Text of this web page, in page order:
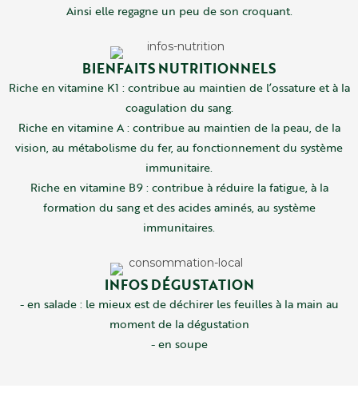
Ainsi elle regagne un peu de son croquant.
BIENFAITS NUTRITIONNELS
Riche en vitamine K1 : contribue au maintien de l’ossature et à la
coagulation du sang.
Riche en vitamine A : contribue au maintien de la peau, de la
vision, au métabolisme du fer, au fonctionnement du système
immunitaire.
Riche en vitamine B9 : contribue à réduire la fatigue, à la
formation du sang et des acides aminés, au système
immunitaires.
INFOS DÉGUSTATION
- en salade : le mieux est de déchirer les feuilles à la main au
moment de la dégustation
- en soupe